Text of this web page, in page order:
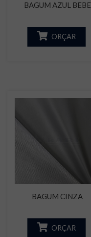
BAGUM AZUL BEBE
ORÇAR
BAGUM CINZA
ORÇAR